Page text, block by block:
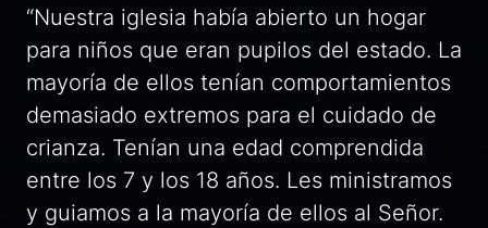
“Nuestra iglesia había abierto un hogar
para niños que eran pupilos del estado. La
mayoría de ellos tenían comportamientos
demasiado extremos para el cuidado de
crianza. Tenían una edad comprendida
entre los 7 y los 18 años. Les ministramos
y guiamos a la mayoría de ellos al Señor.